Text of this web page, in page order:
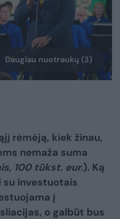
Daugiau nuotraukų (3)
rėmėją, kiek žinau,
nemaža suma
100 tūkst. eur.). Ką
investuotais
į
o galbūt bus